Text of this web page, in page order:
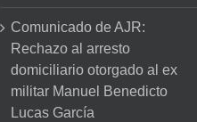
Comunicado de AJR:
Rechazo al arresto
domiciliario otorgado al ex
militar Manuel Benedicto
Lucas García